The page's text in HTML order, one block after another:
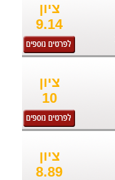
ציון
9.14
ציון
10
ציון
8.89